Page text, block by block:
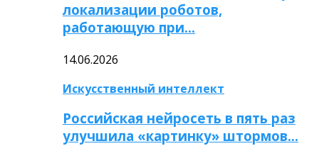
локализации роботов,
работающую при…
14.06.2026
Искусственный интеллект
Российская нейросеть в пять раз
улучшила «картинку» штормов…